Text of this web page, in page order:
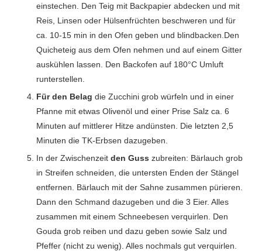
einstechen. Den Teig mit Backpapier abdecken und mit
Reis, Linsen oder Hülsenfrüchten beschweren und für
ca. 10-15 min in den Ofen geben und blindbacken.Den
Quicheteig aus dem Ofen nehmen und auf einem Gitter
auskühlen lassen. Den Backofen auf 180°C Umluft
runterstellen.
Für den Belag die Zucchini grob würfeln und in einer
Pfanne mit etwas Olivenöl und einer Prise Salz ca. 6
Minuten auf mittlerer Hitze andünsten. Die letzten 2,5
Minuten die TK-Erbsen dazugeben.
In der Zwischenzeit den Guss zubreiten: Bärlauch grob
in Streifen schneiden, die untersten Enden der Stängel
entfernen. Bärlauch mit der Sahne zusammen pürieren.
Dann den Schmand dazugeben und die 3 Eier. Alles
zusammen mit einem Schneebesen verquirlen. Den
Gouda grob reiben und dazu geben sowie Salz und
Pfeffer (nicht zu wenig). Alles nochmals gut verquirlen.